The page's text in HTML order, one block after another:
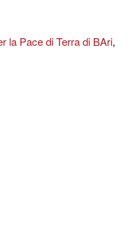
la Pace di Terra di BAri,